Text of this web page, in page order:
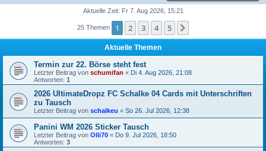
u
h
e
Aktuelle Zeit: Fr 7. Aug 2026, 15:21
25 Themen 1 2 3 4 5
Aktuelle Themen
Termin zur 22. Börse steht fest
Letzter Beitrag von schumifan « Di 4. Aug 2026, 21:08
Antworten: 1
2026 UltimateDropz FC Schalke 04 Cards mit Unterschriften
zu Tausch
Letzter Beitrag von schalkeu « So 26. Jul 2026, 12:38
Panini WM 2026 Sticker Tausch
Letzter Beitrag von Olli70 « Do 9. Jul 2026, 18:50
Antworten: 3